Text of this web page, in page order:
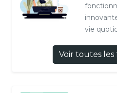
vie
Voir toutes les